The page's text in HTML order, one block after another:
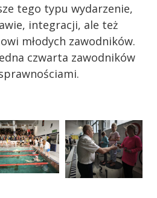
tego typu wydarzenie,
integracji, ale też
młodych zawodników.
czwarta zawodników